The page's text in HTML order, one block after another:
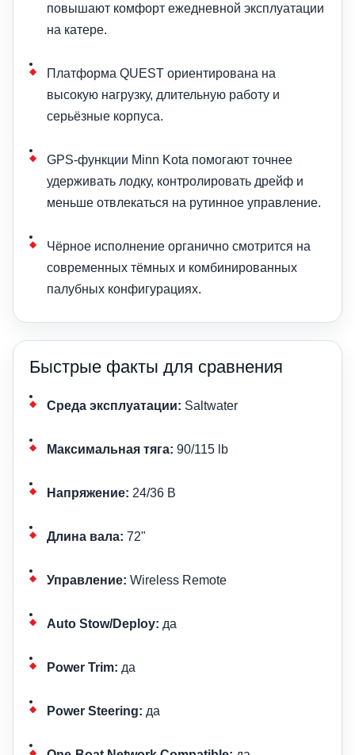
повышают комфорт ежедневной эксплуатации
на катере.
Платформа QUEST ориентирована на
высокую нагрузку, длительную работу и
серьёзные корпуса.
GPS-функции Minn Kota помогают точнее
удерживать лодку, контролировать дрейф и
меньше отвлекаться на рутинное управление.
Чёрное исполнение органично смотрится на
современных тёмных и комбинированных
палубных конфигурациях.
Быстрые факты для сравнения
Среда эксплуатации: Saltwater
Максимальная тяга: 90/115 lb
Напряжение: 24/36 В
Длина вала: 72"
Управление: Wireless Remote
Auto Stow/Deploy: да
Power Trim: да
Power Steering: да